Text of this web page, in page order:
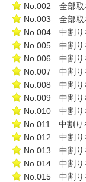
No.002 全部取
No.003 全部取
No.004 中割り
No.005 中割り
No.006 中割り
No.007 中割り
No.008 中割り
No.009 中割り
No.010 中割り
No.011 中割り
No.012 中割り
No.013 中割り
No.014 中割り
No.015 中割り